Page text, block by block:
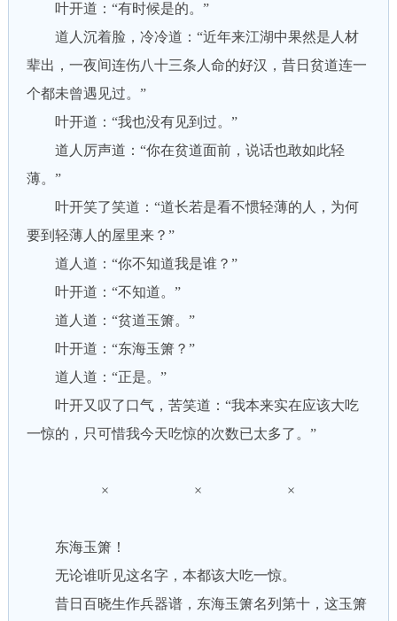
叶开道：“有时候是的。”
道人沉着脸，冷冷道：“近年来江湖中果然是人材
辈出，一夜间连伤八十三条人命的好汉，昔日贫道连一
个都未曾遇见过。”
叶开道：“我也没有见到过。”
道人厉声道：“你在贫道面前，说话也敢如此轻
薄。”
叶开笑了笑道：“道长若是看不惯轻薄的人，为何
要到轻薄人的屋里来？”
道人道：“你不知道我是谁？”
叶开道：“不知道。”
道人道：“贫道玉箫。”
叶开道：“东海玉箫？”
道人道：“正是。”
叶开又叹了口气，苦笑道：“我本来实在应该大吃
一惊的，只可惜我今天吃惊的次数已太多了。”
× × ×
东海玉箫！
无论谁听见这名字，本都该大吃一惊。
昔日百晓生作兵器谱，东海玉箫名列第十，这玉箫